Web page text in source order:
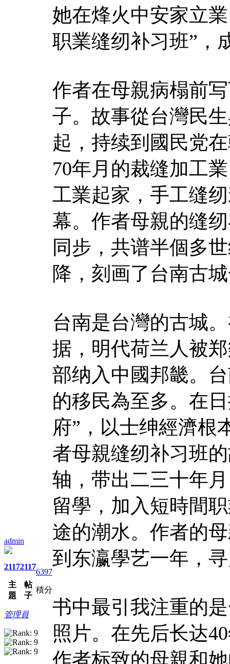
admin
2117
主
題
2117
帖
子
6397
積分
管理員
她在烽火中安家立
职業缝纫补习班”，
作者在母親病榻前
子。故事從台灣民
起，持续到國民党
70年月的裁缝加工
工業起家，手工缝
幕。作者母親的缝
同步，共谱半個多
降，刻画了台南古
台南是台灣的古城
据，明代荷兰人被
部纳入中國邦畿。
的移民為至多。在
府”，以士绅經濟根
者母親缝纫补习班
轴，带出二三十年
留學，加入短時間
途的潮水。作者的
到东瀛學艺一年，
书中最引我注重的
照片。在先后长达
作者标致的母親和